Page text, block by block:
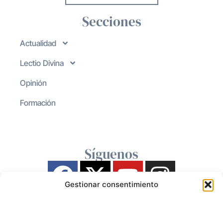
Gestionar consentimiento
Secciones
Actualidad
Lectio Divina
Opinión
Formación
Síguenos